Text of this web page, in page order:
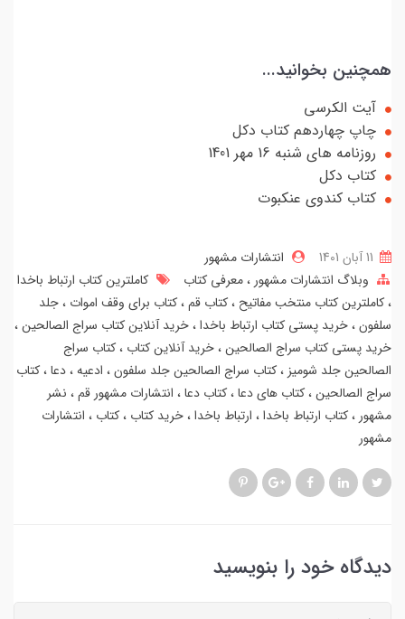
همچنین بخوانید...
آیت الکرسی
چاپ چهاردهم کتاب دکل
روزنامه های شنبه 16 مهر 1401
کتاب دکل
کتاب کندوی عنکبوت
انتشارات مشهور
وبلاگ انتشارات مشهور معرفی کتاب
کاملترین کتاب ارتباط باخدا
کاملترین کتاب منتخب مفاتیح کتاب قم کتاب برای وقف اموات جلد
سلفون خرید پستی کتاب ارتباط باخدا خرید آنلاین کتاب سراج الصالحین
خرید پستی کتاب سراج الصالحین خرید آنلاین کتاب کتاب سراج
الصالحین جلد شومیز کتاب سراج الصالحین جلد سلفون ادعیه دعا کتاب
سراج الصالحین کتاب های دعا کتاب دعا انتشارات مشهور قم نشر
مشهور کتاب ارتباط باخدا ارتباط باخدا خرید کتاب کتاب
انتشارات
مشهور
دیدگاه خود را بنویسید